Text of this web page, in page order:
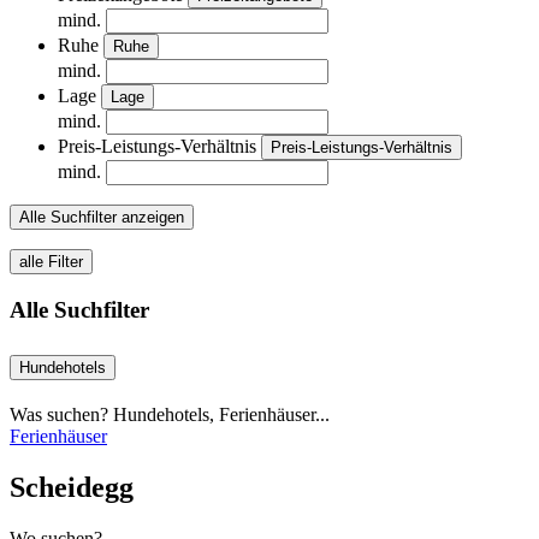
mind.
Ruhe
Ruhe
mind.
Lage
Lage
mind.
Preis-Leistungs-Verhältnis
Preis-Leistungs-Verhältnis
mind.
Alle Suchfilter anzeigen
alle Filter
Alle Suchfilter
Hundehotels
Was suchen? Hundehotels, Ferienhäuser...
Ferienhäuser
Scheidegg